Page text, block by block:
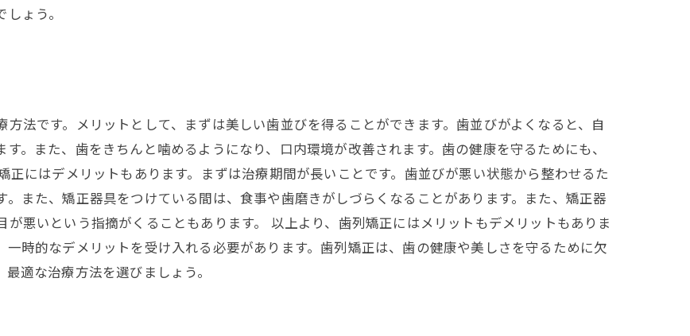
ょう。
法です。メリットとして、まずは美しい歯並びを得ることができます。歯並びがよくなると、自
。また、歯をきちんと噛めるようになり、口内環境が改善されます。歯の健康を守るためにも、
にはデメリットもあります。まずは治療期間が長いことです。歯並びが悪い状態から整わせるた
また、矯正器具をつけている間は、食事や歯磨きがしづらくなることがあります。また、矯正器
悪いという指摘がくることもあります。 以上より、歯列矯正にはメリットもデメリットもありま
時的なデメリットを受け入れる必要があります。歯列矯正は、歯の健康や美しさを守るために欠
適な治療方法を選びましょう。